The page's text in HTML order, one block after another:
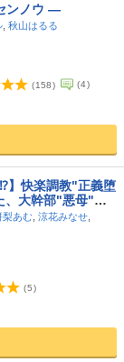
ンノウ ―
秋山はるる
(158) (4)
】快楽調教"正義堕
、大幹部"悪母"イ
イン達の本音♪
】
梨あむ 涼花みなせ
(5)